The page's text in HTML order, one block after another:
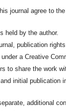
journal agree to
held by the author.
publication
a Creative
to share the work
initial publication
additional